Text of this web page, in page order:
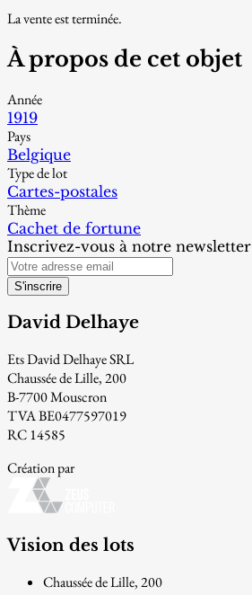
La vente est terminée.
À propos de cet objet
Année
1919
Pays
Belgique
Type de lot
Cartes-postales
Thème
Cachet de fortune
Inscrivez-vous à notre newsletter
S'inscrire
David Delhaye
Ets David Delhaye SRL
Chaussée de Lille, 200
B-7700 Mouscron
TVA BE0477597019
RC 14585
Création par
Vision des lots
Chaussée de Lille, 200